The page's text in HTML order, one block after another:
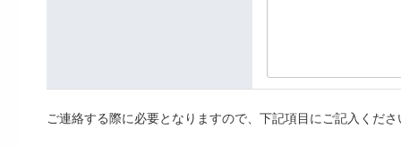
ご連絡する際に必要となりますので、下記項目にご記入くださ